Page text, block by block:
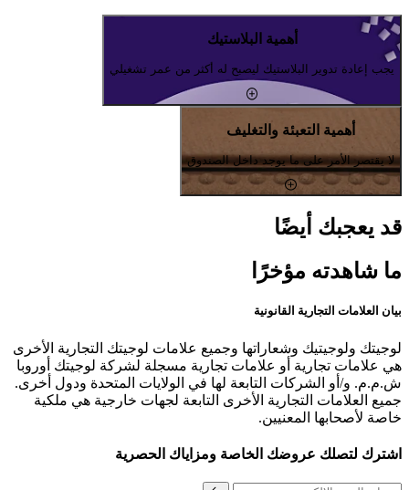
أهمية البلاستيك
يجب إعادة تدوير البلاستيك ليصبح له أكثر من عمر تشغيلي
أهمية التعبئة والتغليف
لا يقتصر الأمر على ما يوجد داخل الصندوق
قد يعجبك أيضًا
ما شاهدته مؤخرًا
بيان العلامات التجارية القانونية
لوجيتك ولوجيتيك وشعاراتها وجميع علامات لوجيتك التجارية الأخرى
هي علامات تجارية أو علامات تجارية مسجلة لشركة لوجيتك أوروبا
ش.م.م. و/أو الشركات التابعة لها في الولايات المتحدة ودول أخرى.
جميع العلامات التجارية الأخرى التابعة لجهات خارجية هي ملكية
خاصة لأصحابها المعنيين.
اشترك لتصلك عروضك الخاصة ومزاياك الحصرية